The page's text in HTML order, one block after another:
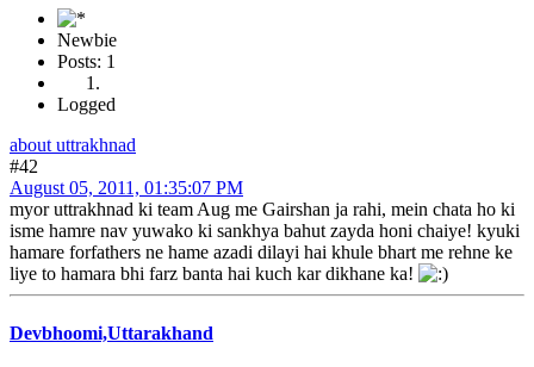
Newbie
Posts: 1
Logged
about uttrakhnad
#42
August 05, 2011, 01:35:07 PM
myor uttrakhnad ki team Aug me Gairshan ja rahi, mein chata ho ki
isme hamre nav yuwako ki sankhya bahut zayda honi chaiye! kyuki
hamare forfathers ne hame azadi dilayi hai khule bhart me rehne ke
liye to hamara bhi farz banta hai kuch kar dikhane ka!
Devbhoomi,Uttarakhand